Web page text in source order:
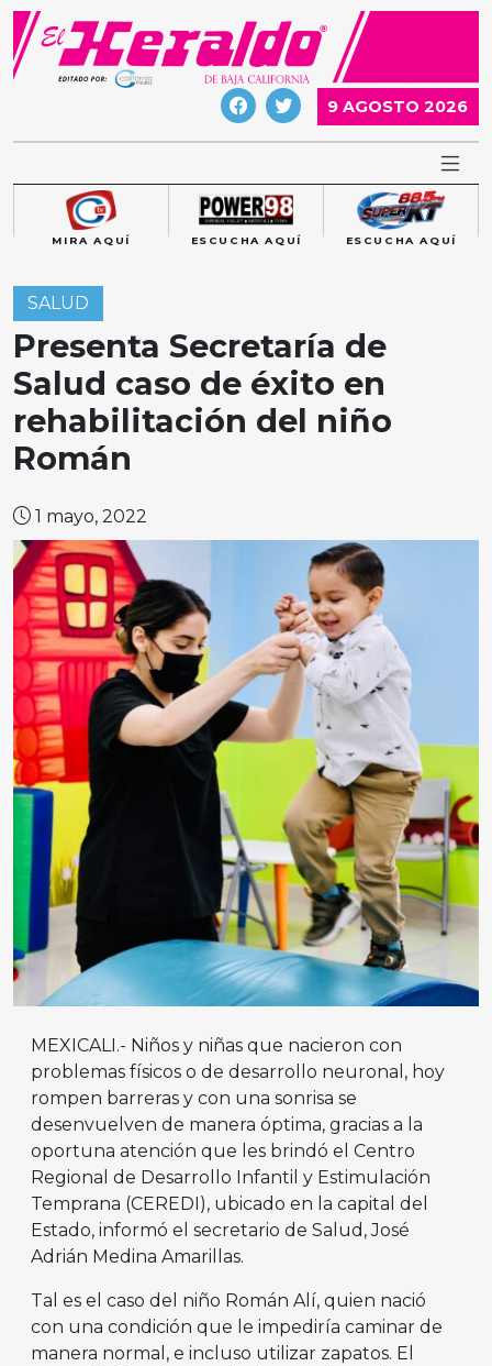
Skip
content
9 AGOSTO 2026
MIRA AQUÍ ESCUCHA AQUÍ ESCUCHA AQUÍ
SALUD
Presenta Secretaría de
Salud caso de éxito en
rehabilitación del niño
Román
1 mayo, 2022
MEXICALI.- Niños y niñas que nacieron con
problemas físicos o de desarrollo neuronal, hoy
rompen barreras y con una sonrisa se
desenvuelven de manera óptima, gracias a la
oportuna atención que les brindó el Centro
Regional de Desarrollo Infantil y Estimulación
Temprana (CEREDI), ubicado en la capital del
Estado, informó el secretario de Salud, José
Adrián Medina Amarillas.
Tal es el caso del niño Román Alí, quien nació
con una condición que le impediría caminar de
manera normal, e incluso utilizar zapatos. El